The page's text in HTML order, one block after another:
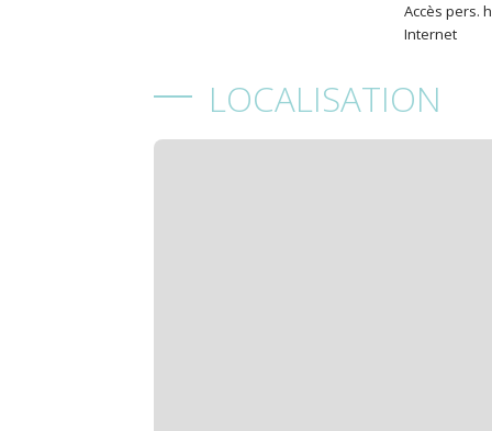
Accès pers.
Internet
LOCALISATION